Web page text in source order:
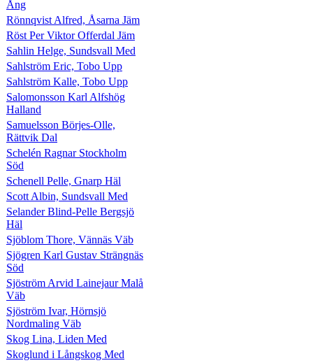
Ång
Rönnqvist Alfred, Åsarna Jäm
Röst Per Viktor Offerdal Jäm
Sahlin Helge, Sundsvall Med
Sahlström Eric, Tobo Upp
Sahlström Kalle, Tobo Upp
Salomonsson Karl Alfshög
Halland
Samuelsson Börjes-Olle,
Rättvik Dal
Schelén Ragnar Stockholm
Söd
Schenell Pelle, Gnarp Häl
Scott Albin, Sundsvall Med
Selander Blind-Pelle Bergsjö
Häl
Sjöblom Thore, Vännäs Väb
Sjögren Karl Gustav Strängnäs
Söd
Sjöström Arvid Lainejaur Malå
Väb
Sjöström Ivar, Hörnsjö
Nordmaling Väb
Skog Lina, Liden Med
Skoglund i Långskog Med